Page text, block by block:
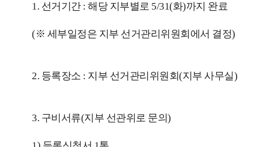
1. 선거기간 : 해당 지부별로 5/31(화)까지 완료
(※ 세부일정은 지부 선거관리위원회에서 결정)
2. 등록장소 : 지부 선거관리위원회(지부 사무실)
3. 구비서류(지부 선관위로 문의)